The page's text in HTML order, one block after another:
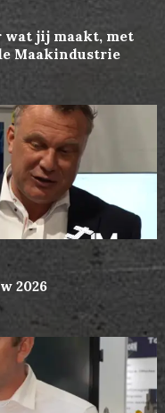
wat jij maakt, met
Maakindustrie
2026